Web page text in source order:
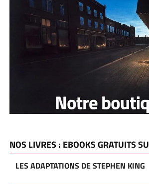
NOS LIVRES : EBOOKS GRATUITS
LES ADAPTATIONS DE STEPHEN KING